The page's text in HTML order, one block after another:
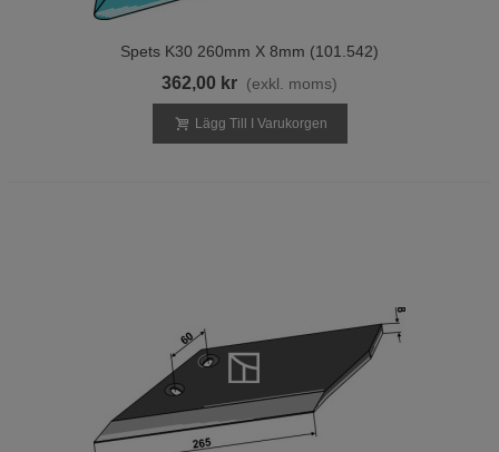
Spets K30 260mm X 8mm (101.542)
362,00 kr (exkl. moms)
Lägg Till I Varukorgen